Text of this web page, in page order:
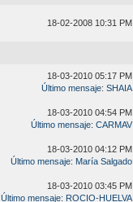
18-02-2008 10:31 PM
18-03-2010 05:17 PM
Último mensaje: SHAIA
18-03-2010 04:54 PM
Último mensaje: CARMAV
18-03-2010 04:12 PM
Último mensaje: María Salgado
18-03-2010 03:45 PM
Último mensaje: ROCIO-HUELVA